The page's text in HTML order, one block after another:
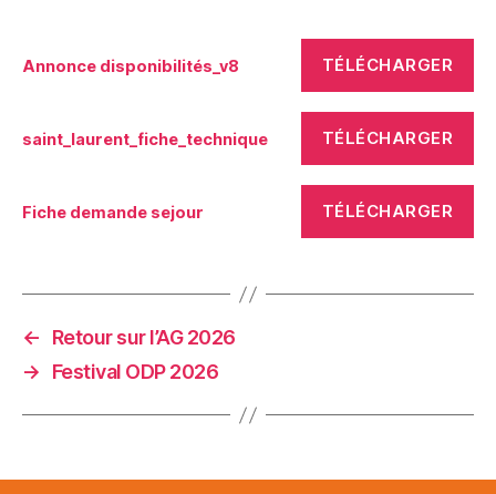
Annonce disponibilités_v8 TÉLÉCHARGER
saint_laurent_fiche_technique TÉLÉCHARGER
Fiche demande sejour TÉLÉCHARGER
←
Retour sur l’AG 2026
→
Festival ODP 2026